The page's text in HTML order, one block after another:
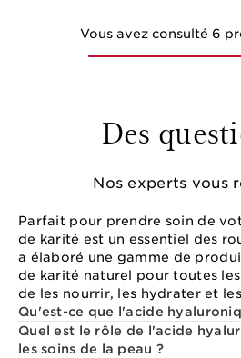
Vous avez consulté 6
Des
Nos experts vous
Parfait pour prendre soin de
de karité est un essentiel des
a élaboré une gamme de
de karité naturel pour toutes
de les nourrir, les hydrater et
Qu'est-ce que l'acide
Quel est le rôle de l'acide
les soins de la peau ?